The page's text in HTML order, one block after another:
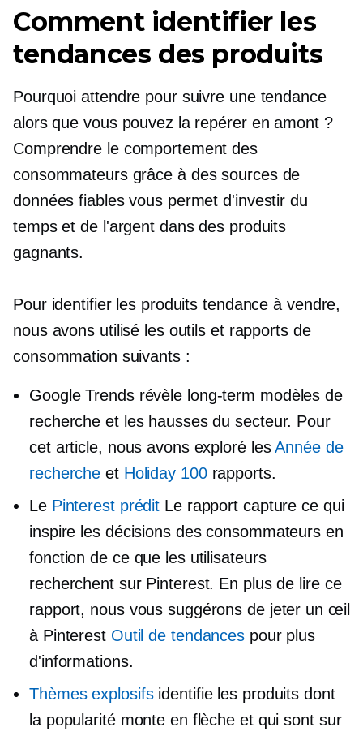
Comment identifier les
tendances des produits
Pourquoi attendre pour suivre une tendance
alors que vous pouvez la repérer en amont ?
Comprendre le comportement des
consommateurs grâce à des sources de
données fiables vous permet d'investir du
temps et de l'argent dans des produits
gagnants.
Pour identifier les produits tendance à vendre,
nous avons utilisé les outils et rapports de
consommation suivants :
Google Trends révèle long-term modèles de
recherche et les hausses du secteur. Pour
cet article, nous avons exploré lesAnnée de
recherche et Holiday 100rapports.
Le Pinterest prédit Le rapport capture ce qui
inspire les décisions des consommateurs en
fonction de ce que les utilisateurs
recherchent sur Pinterest. En plus de lire ce
rapport, nous vous suggérons de jeter un œil
à Pinterest Outil de tendances pour plus
d'informations.
Thèmes explosifsidentifie les produits dont
la popularité monte en flèche et qui sont sur